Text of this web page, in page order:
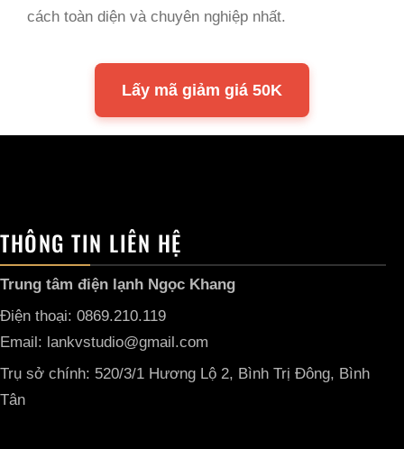
cách toàn diện và chuyên nghiệp nhất.
Lấy mã giảm giá 50K
THÔNG TIN LIÊN HỆ
Trung tâm điện lạnh Ngọc Khang
Điện thoại: 0869.210.119
Email: lankvstudio@gmail.com
Trụ sở chính: 520/3/1 Hương Lộ 2, Bình Trị Đông, Bình
Tân